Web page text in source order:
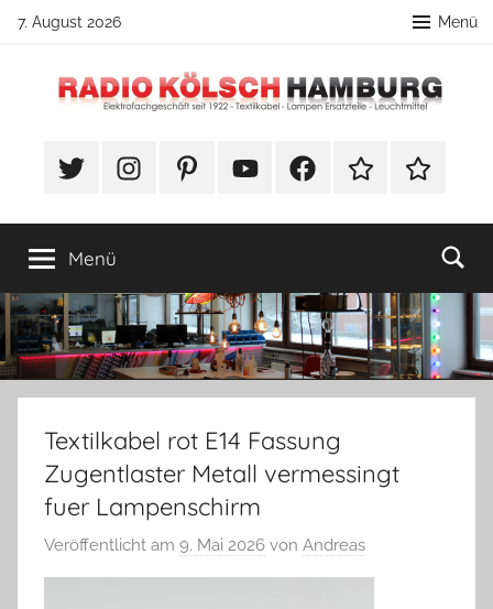
Zum
springen
7. August 2026 Menü
Radio
Hamburg
Lampenbau
#TwitterInstagramPinterestYouTubeFacebookTikTok Webshop
Menü
Textilkabel rot E14 Fassung
Zugentlaster Metall vermessingt
fuer Lampenschirm
Veröffentlicht am 9. Mai 2026 von Andreas